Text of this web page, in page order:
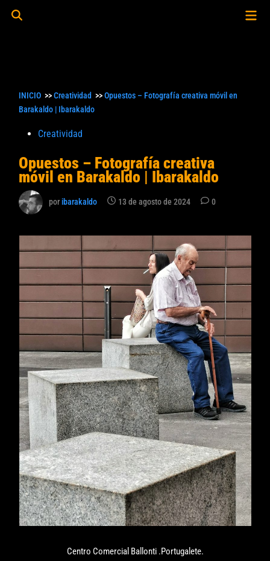
Abrir
INICIO >>Creatividad >>Opuestos – Fotografía creativa móvil en
Barakaldo | Ibarakaldo
Publicado
Creatividad
Opuestos – Fotografía creativa
móvil en Barakaldo | Ibarakaldo
poribarakaldo 13 de agosto de 2024 0
Centro Comercial Ballonti .Portugalete.